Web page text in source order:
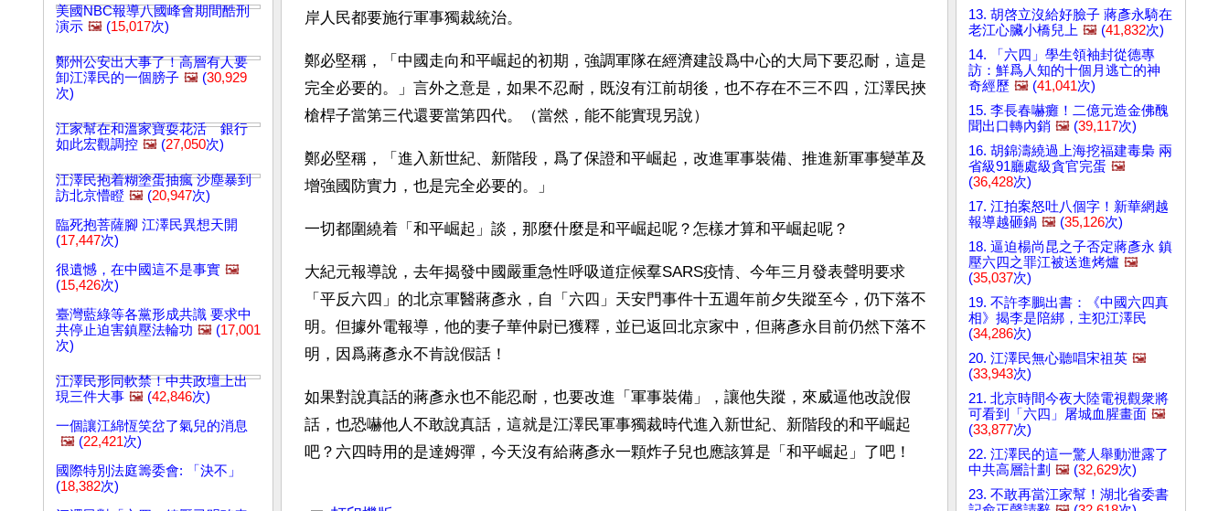
美國NBC報導八國峰會期間酷刑
演示 🖼️ (15,017次)
鄭州公安出大事了！高層有人要
卸江澤民的一個膀子 🖼️ (30,929
次)
江家幫在和溫家寶耍花活 銀行
如此宏觀調控 🖼️ (27,050次)
江澤民抱着糊塗蛋抽瘋 沙塵暴到
訪北京懵瞪 🖼️ (20,947次)
臨死抱菩薩腳 江澤民異想天開
(17,447次)
很遺憾，在中國這不是事實 🖼️
(15,426次)
臺灣藍綠等各黨形成共識 要求中
共停止迫害鎮壓法輪功 🖼️ (17,001
次)
江澤民形同軟禁！中共政壇上出
現三件大事 🖼️ (42,846次)
一個讓江綿恆笑岔了氣兒的消息
🖼️ (22,421次)
國際特別法庭籌委會: 「決不」
(18,382次)
岸人民都要施行軍事獨裁統治。
鄭必堅稱，「中國走向和平崛起的初期，強調軍隊在經濟建設爲中心的大局下要忍耐，這是
完全必要的。」言外之意是，如果不忍耐，既沒有江前胡後，也不存在不三不四，江澤民挾
槍桿子當第三代還要當第四代。（當然，能不能實現另說）
鄭必堅稱，「進入新世紀、新階段，爲了保證和平崛起，改進軍事裝備、推進新軍事變革及
增強國防實力，也是完全必要的。」
一切都圍繞着「和平崛起」談，那麼什麼是和平崛起呢？怎樣才算和平崛起呢？
大紀元報導說，去年揭發中國嚴重急性呼吸道症候羣SARS疫情、今年三月發表聲明要求
「平反六四」的北京軍醫蔣彥永，自「六四」天安門事件十五週年前夕失蹤至今，仍下落不
明。但據外電報導，他的妻子華仲尉已獲釋，並已返回北京家中，但蔣彥永目前仍然下落不
明，因爲蔣彥永不肯說假話！
如果對說真話的蔣彥永也不能忍耐，也要改進「軍事裝備」，讓他失蹤，來威逼他改說假
話，也恐嚇他人不敢說真話，這就是江澤民軍事獨裁時代進入新世紀、新階段的和平崛起
吧？六四時用的是達姆彈，今天沒有給蔣彥永一顆炸子兒也應該算是「和平崛起」了吧！
13. 胡啓立沒給好臉子 蔣彥永騎在
老江心臟小橋兒上 🖼️ (41,832次)
14. 「六四」學生領袖封從德專
訪：鮮爲人知的十個月逃亡的神
奇經歷 🖼️ (41,041次)
15. 李長春嚇癱！二億元造金佛醜
聞出口轉內銷 🖼️ (39,117次)
16. 胡錦濤繞過上海挖福建毒梟 兩
省級91廳處級貪官完蛋 🖼️
(36,428次)
17. 江拍案怒吐八個字！新華網越
報導越砸鍋 🖼️ (35,126次)
18. 逼迫楊尚昆之子否定蔣彥永 鎮
壓六四之罪江被送進烤爐 🖼️
(35,037次)
19. 不許李鵬出書：《中國六四真
相》揭李是陪綁，主犯江澤民
(34,286次)
20. 江澤民無心聽唱宋祖英 🖼️
(33,943次)
21. 北京時間今夜大陸電視觀衆將
可看到「六四」屠城血腥畫面 🖼️
(33,877次)
22. 江澤民的這一驚人舉動泄露了
中共高層計劃 🖼️ (32,629次)
23. 不敢再當江家幫！湖北省委書